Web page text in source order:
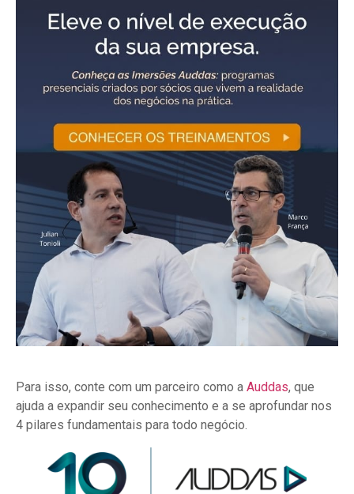
Para isso, conte com um parceiro como a Auddas, que
ajuda a expandir seu conhecimento e a se aprofundar nos
4 pilares fundamentais para todo negócio.